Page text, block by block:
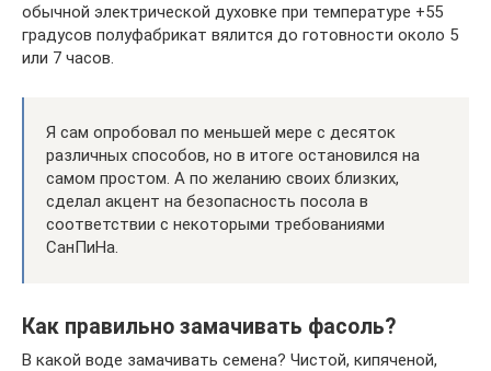
обычной электрической духовке при температуре +55
градусов полуфабрикат вялится до готовности около 5
или 7 часов.
Я сам опробовал по меньшей мере с десяток
различных способов, но в итоге остановился на
самом простом. А по желанию своих близких,
сделал акцент на безопасность посола в
соответствии с некоторыми требованиями
СанПиНа.
Как правильно замачивать фасоль?
В какой воде замачивать семена? Чистой, кипяченой,